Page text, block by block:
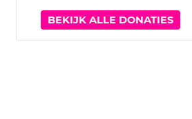
BEKIJK ALLE DONATIES